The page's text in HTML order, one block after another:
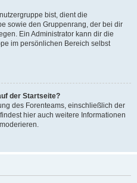
bist, dient die
sowie den Gruppenrang, der bei dir
Ein Administrator kann dir die
im persönlichen Bereich selbst
der Startseite?
des Forenteams, einschließlich der
hier auch weitere Informationen